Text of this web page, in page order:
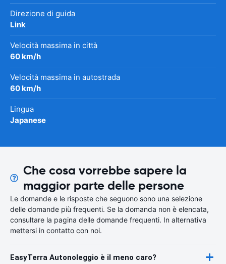
Direzione di guida
Link
Velocità massima in città
60 km/h
Velocità massima in autostrada
60 km/h
Lingua
Japanese
Che cosa vorrebbe sapere la
maggior parte delle persone
Le domande e le risposte che seguono sono una selezione
delle domande più frequenti. Se la domanda non è elencata,
consultare la pagina delle domande frequenti. In alternativa
mettersi in contatto con noi.
EasyTerra Autonoleggio è il meno caro?